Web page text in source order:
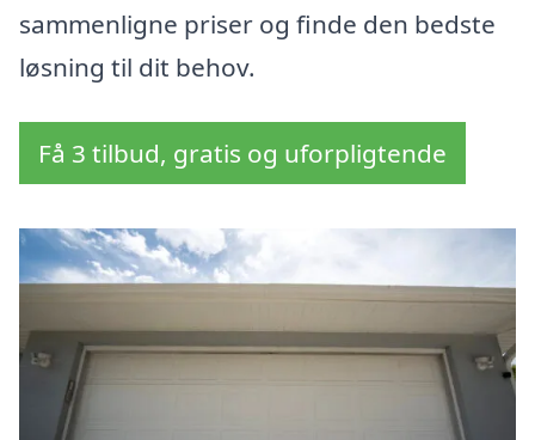
sammenligne priser og finde den bedste
løsning til dit behov.
Få 3 tilbud, gratis og uforpligtende